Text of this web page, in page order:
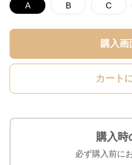
A B C
購入画
カート
購入時
必ず購入前に